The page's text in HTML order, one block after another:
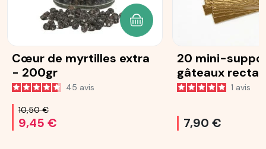
Cœur de myrtilles extra
- 200gr
45 avis
10,50 €
9,45 €
AJOUTER AU PANIER
20 mini-
gâteaux
dorés
1 avis
7,90 €